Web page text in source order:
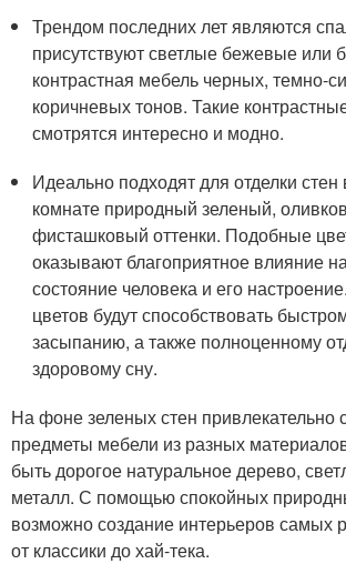
Трендом последних лет являются
присутствуют светлые бежевые или
контрастная мебель черных, темно-
коричневых тонов. Такие
смотрятся интересно и модно.
Идеально подходят для отделки стен
комнате природный зеленый,
фисташковый оттенки. Подобные
оказывают благоприятное влияние
состояние человека и его
цветов будут способствовать
засыпанию, а также полноценному
здоровому сну.
На фоне зеленых стен привлекательно
предметы мебели из разных
быть дорогое натуральное дерево,
металл. С помощью спокойных
возможно создание интерьеров самых
от классики до хай-тека.